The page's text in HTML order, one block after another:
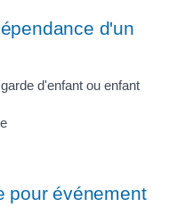
d'un
d'enfant ou enfant
pour événement